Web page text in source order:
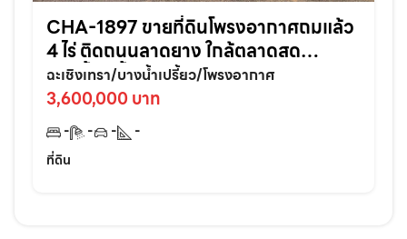
CHA-1897 ขายที่ดินโพรงอากาศถมแล้ว
4 ไร่ ติดถนนลาดยาง ใกล้ตลาดสด
บางน้ำเปรี้ยว-6กม. จ.ฉะเชิงเทรา
ฉะเชิงเทรา/บางน้ำเปรี้ยว/โพรงอากาศ
3,600,000 บาท
- - -
-
ที่ดิน